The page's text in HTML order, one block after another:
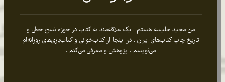
من مجید جلیسه هستم . یک علاقه‌مند به کتاب در حوزه نسخ خطی و
تاریخ چاپ کتاب‌های ایران . در اینجا از کتاب‌خوانی و کتاب‌بازی‌های روزانه‌ام
می‌نویسم . پژوهش و معرفی می‌کنم .